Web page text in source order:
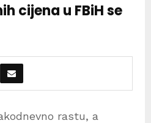
cijena u FBiH se
rastu, a